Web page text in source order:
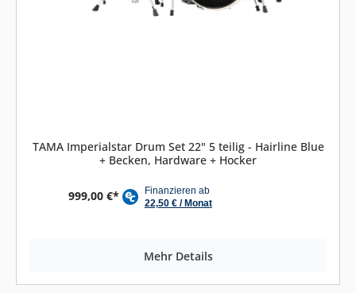
TAMA Imperialstar Drum Set 22" 5 teilig - Hairline Blue
+ Becken, Hardware + Hocker
999,00 €*
Mehr Details